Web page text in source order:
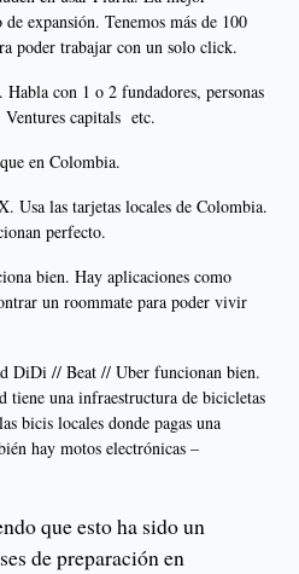
expansión. Tenemos más de 100
poder trabajar con un solo click.
. Habla con 1 o 2 fundadores, personas
Ventures capitals etc.
en Colombia.
Usa las tarjetas locales de Colombia.
perfecto.
bien. Hay aplicaciones como
un roommate para poder vivir
DiDi // Beat // Uber funcionan bien.
tiene una infraestructura de bicicletas
bicis locales donde pagas una
hay motos electrónicas –
que esto ha sido un
de preparación en